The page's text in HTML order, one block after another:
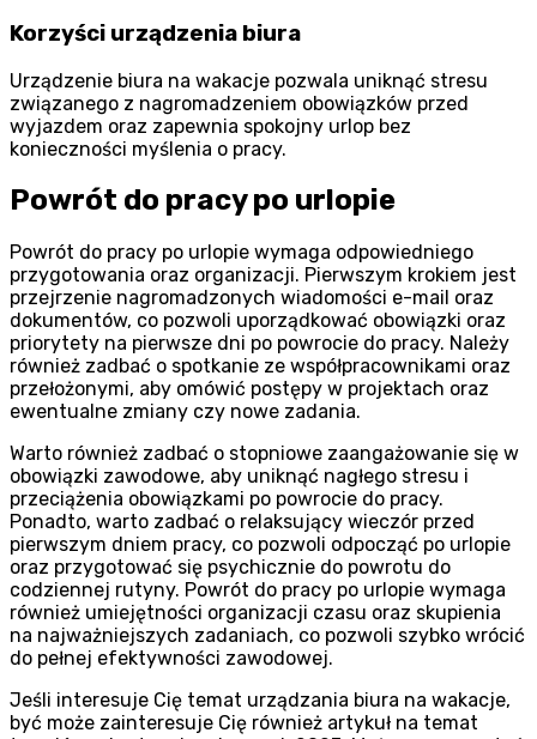
Korzyści urządzenia biura
Urządzenie biura na wakacje pozwala uniknąć stresu
związanego z nagromadzeniem obowiązków przed
wyjazdem oraz zapewnia spokojny urlop bez
konieczności myślenia o pracy.
Powrót do pracy po urlopie
Powrót do pracy po urlopie wymaga odpowiedniego
przygotowania oraz organizacji. Pierwszym krokiem jest
przejrzenie nagromadzonych wiadomości e-mail oraz
dokumentów, co pozwoli uporządkować obowiązki oraz
priorytety na pierwsze dni po powrocie do pracy. Należy
również zadbać o spotkanie ze współpracownikami oraz
przełożonymi, aby omówić postępy w projektach oraz
ewentualne zmiany czy nowe zadania.
Warto również zadbać o stopniowe zaangażowanie się w
obowiązki zawodowe, aby uniknąć nagłego stresu i
przeciążenia obowiązkami po powrocie do pracy.
Ponadto, warto zadbać o relaksujący wieczór przed
pierwszym dniem pracy, co pozwoli odpocząć po urlopie
oraz przygotować się psychicznie do powrotu do
codziennej rutyny. Powrót do pracy po urlopie wymaga
również umiejętności organizacji czasu oraz skupienia
na najważniejszych zadaniach, co pozwoli szybko wrócić
do pełnej efektywności zawodowej.
Jeśli interesuje Cię temat urządzania biura na wakacje,
być może zainteresuje Cię również artykuł na temat